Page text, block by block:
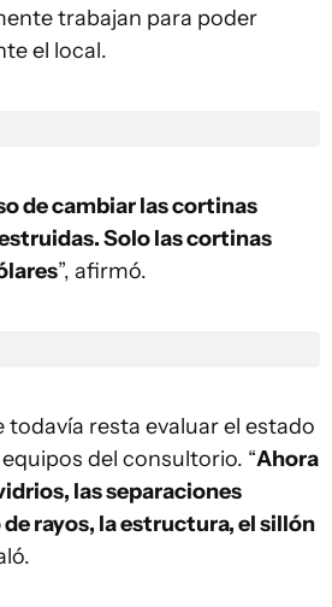
trabajan para poder
el local.
de cambiar las cortinas
Solo las cortinas
”, afirmó.
resta evaluar el estado
del consultorio. “Ahora
las separaciones
rayos, la estructura, el sillón